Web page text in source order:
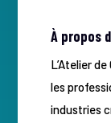
À propos
L’Atelier
les
industries